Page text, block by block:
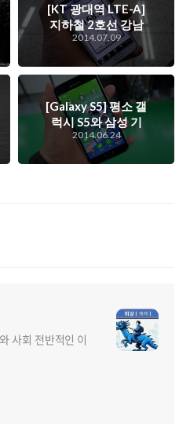
[KT 광대역 LTE-A]
지하철 2호선 강남
역 및 판교라인 출근
길 광대역 LTE-A 속
도 측정
2014.07.09
[Galaxy S5] 평소 갤
럭시 S5와 삼성 기
어 Fit을 어떻게 이
용할까?
2014.06.24
사회 전반적인 이